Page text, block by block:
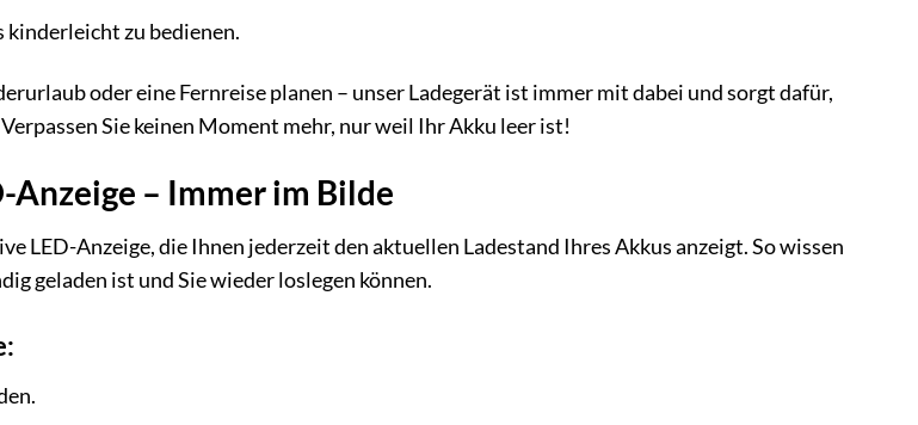
kinderleicht zu bedienen.
oder eine Fernreise planen – unser Ladegerät ist immer mit dabei und sorgt dafür,
Sie keinen Moment mehr, nur weil Ihr Akku leer ist!
– Immer im Bilde
LED-Anzeige, die Ihnen jederzeit den aktuellen Ladestand Ihres Akkus anzeigt. So wissen
geladen ist und Sie wieder loslegen können.